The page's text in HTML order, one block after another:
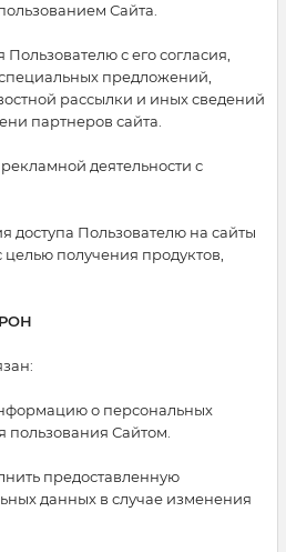
Сайта.
с его согласия,
предложений,
рассылки и иных сведений
партнеров сайта.
деятельности с
доступа Пользователю на сайты
получения продуктов,
о персональных
Сайтом.
предоставленную
данных в случае изменения